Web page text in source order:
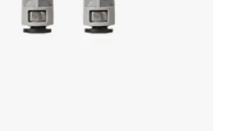
法人窓口
マイページ